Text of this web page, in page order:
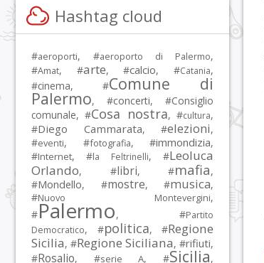
Hashtag cloud
#aeroporti, #aeroporto di Palermo,
#Amat, #arte, #calcio, #Catania,
#cinema, #Comune di
Palermo, #concerti, #Consiglio
comunale, #Cosa nostra, #cultura,
#Diego Cammarata, #elezioni,
#eventi, #fotografia, #immondizia,
#Internet, #la Feltrinelli, #Leoluca
Orlando, #libri, #mafia,
#Mondello, #mostre, #musica,
#Nuovo Montevergini,
#Palermo, #Partito
Democratico, #politica, #Regione
Sicilia, #Regione Siciliana, #rifiuti,
#Rosalio, #serie A, #Sicilia,